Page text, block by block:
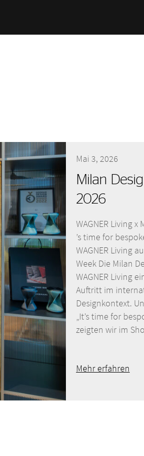
Milan
2026
Mai 3, 2026
WAGNER Living x
’s time for
WAGNER Living
Week Die Milan
WAGNER Living
Auftritt im
Designkontext.
„It’s time for
zeigten wir im
Mehr erfahren